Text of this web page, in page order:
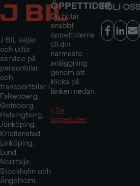
J BIL säljer
och utför
service på
personbilar
och
transportbilar i
Falkenberg,
Göteborg,
Helsingborg,
Jönköping,
Kristianstad,
Linköping,
Lund,
Norrtälje,
Stockholm och
Ängelholm.
ÖPPETTIDER
Du hittar
snabbt
öppettiderna
till din
närmaste
anläggning
genom att
klicka på
länken nedan.
> Se
öppettider
FÖLJ OSS